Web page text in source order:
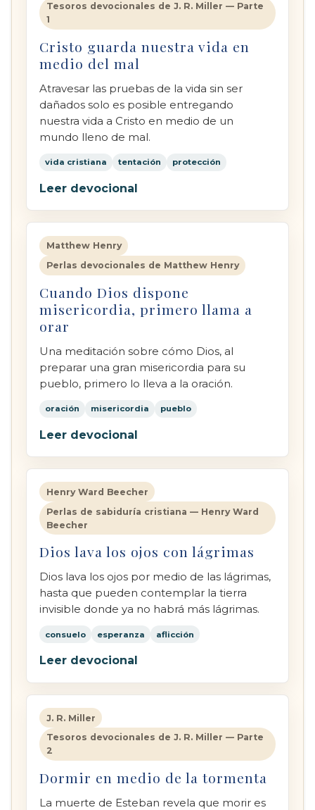
Tesoros devocionales de J. R. Miller — Parte
1
Cristo guarda nuestra vida en
medio del mal
Atravesar las pruebas de la vida sin ser
dañados solo es posible entregando
nuestra vida a Cristo en medio de un
mundo lleno de mal.
vida cristiana tentación protección
Leer devocional
Matthew Henry
Perlas devocionales de Matthew Henry
Cuando Dios dispone
misericordia, primero llama a
orar
Una meditación sobre cómo Dios, al
preparar una gran misericordia para su
pueblo, primero lo lleva a la oración.
oración misericordia pueblo
Leer devocional
Henry Ward Beecher
Perlas de sabiduría cristiana — Henry Ward
Beecher
Dios lava los ojos con lágrimas
Dios lava los ojos por medio de las lágrimas,
hasta que pueden contemplar la tierra
invisible donde ya no habrá más lágrimas.
consuelo esperanza aflicción
Leer devocional
J. R. Miller
Tesoros devocionales de J. R. Miller — Parte
2
Dormir en medio de la tormenta
La muerte de Esteban revela que morir es